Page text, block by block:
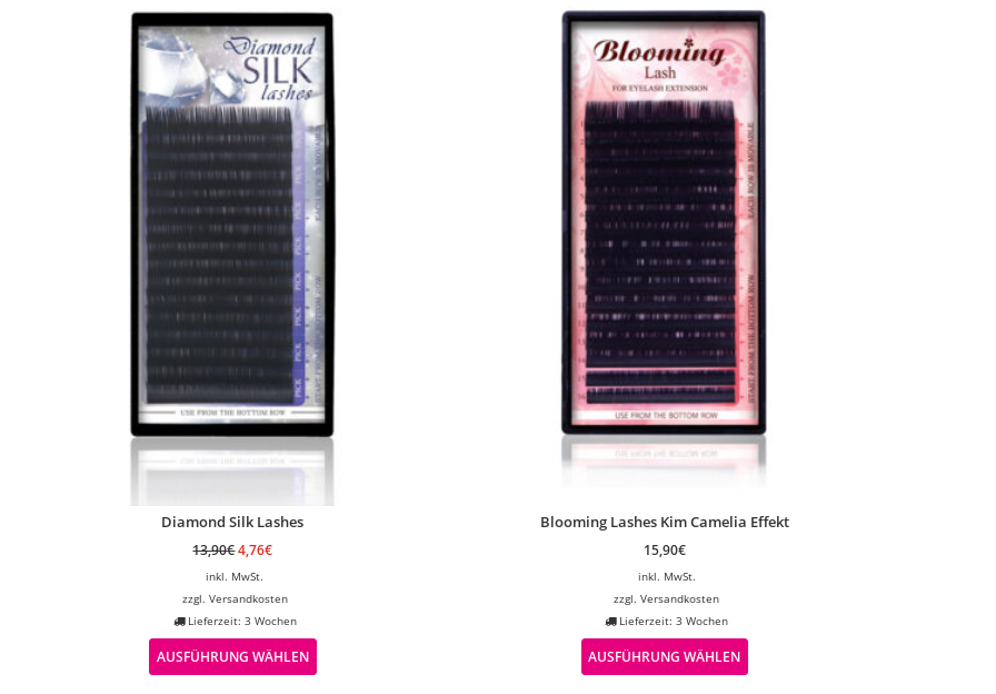
Diamond Silk Lashes
13,90€4,76€
inkl. MwSt.
zzgl. Versandkosten
Lieferzeit: 3 Wochen
AUSFÜHRUNG WÄHLEN
Blooming Lashes Kim Camelia Effekt
15,90€
inkl. MwSt.
zzgl.Versandkosten
Lieferzeit: 3 Wochen
AUSFÜHRUNG WÄHLEN